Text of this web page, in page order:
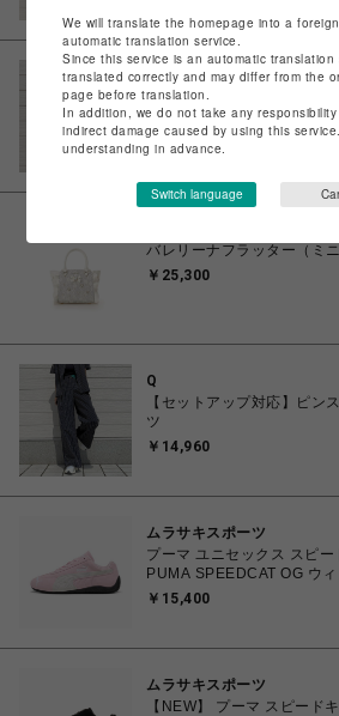
Q
裾配色ニットプルオーバー
￥8,712
￥10,890
バレリーナフラッター（ミ
￥25,300
Q
【セットアップ対応】ピン
ツ
￥14,960
ムラサキスポーツ
プーマ ユニセックス スピ
PUMA SPEEDCAT OG ウィメン
Pink-PUMA White 23.0cm
￥15,400
ムラサキスポーツ
【NEW】 プーマ スピードキャット PUMA
We will translate the homepage into a
automatic translation service.
Since this service is an automatic translation
translated correctly and may differ from the
page before translation.
In addition, we do not take any
indirect damage caused by using this
understanding in advance.
Switch language